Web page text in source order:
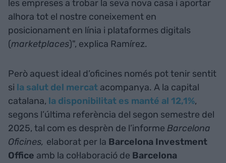
les empreses a trobar la seva nova casa i aportar
alhora tot el nostre coneixement en
posicionament en línia i plataformes digitals
(marketplaces)", explica Ramírez.
Però aquest ideal d’oficines només pot tenir sentit
si la salut del mercat acompanya. A la capital
catalana, la disponibilitat es manté al 12,1%,
segons l’última referència del segon semestre del
2025, tal com es desprèn de l’informe Barcelona
Oficines, elaborat per la Barcelona Investment
Office amb la col·laboració de Barcelona